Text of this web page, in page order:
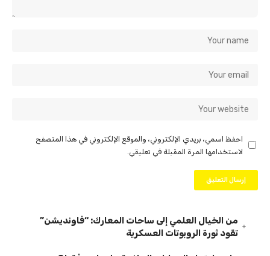
احفظ اسمي، بريدي الإلكتروني، والموقع الإلكتروني في هذا المتصفح
لاستخدامها المرة المقبلة في تعليقي.
من الخيال العلمي إلى ساحات المعارك: “فاونديشن”
تقود ثورة الروبوتات العسكرية